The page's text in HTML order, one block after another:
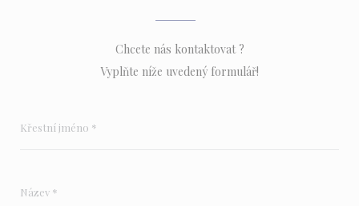
Chcete nás kontaktovat ?
Vyplňte níže uvedený formulář!